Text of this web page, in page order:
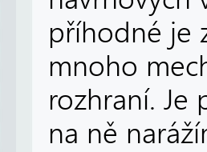
příhodné je
mnoho
rozhraní. Je
na ně